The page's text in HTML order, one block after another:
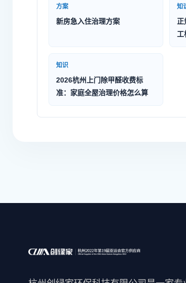
方案
新房急入住治理方案
知
正
工
知识
2026杭州上门除甲醛收费标
准：家庭全屋治理价格怎么算